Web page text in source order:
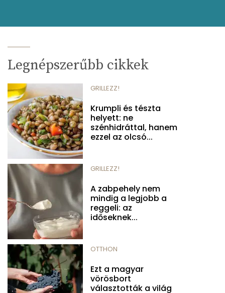
Legnépszerűbb cikkek
GRILLEZZ!
Krumpli és tészta
helyett: ne
szénhidráttal, hanem
ezzel az olcsó...
GRILLEZZ!
A zabpehely nem
mindig a legjobb a
reggeli: az
időseknek...
OTTHON
Ezt a magyar
vörösbort
választották a világ